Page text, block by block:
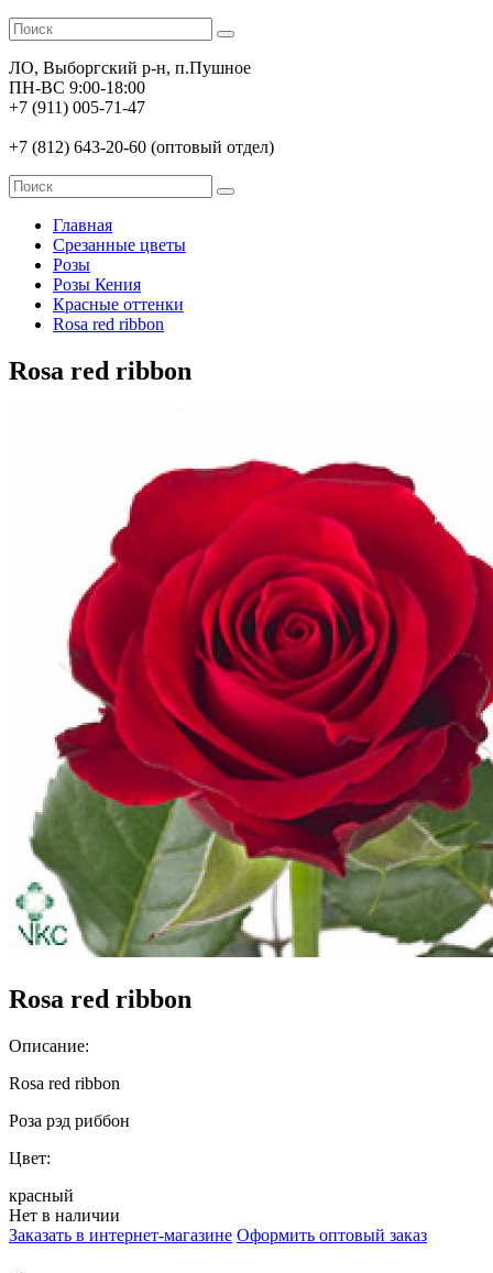
ЛО, Выборгский р-н, п.Пушное
ПН-ВС 9:00-18:00
+7 (911) 005-71-47
+7 (812) 643-20-60 (оптовый отдел)
Главная
Срезанные цветы
Розы
Розы Кения
Красные оттенки
Rosa red ribbon
Rosa red ribbon
Rosa red ribbon
Описание:
Rosa red ribbon
Роза рэд риббон
Цвет:
красный
Нет в наличии
Заказать в интернет-магазине Оформить оптовый заказ